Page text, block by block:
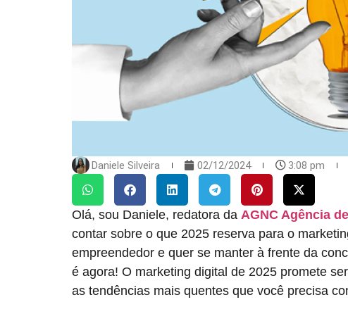
Daniele Silveira 02/12/2024 3:08 pm
Olá, sou Daniele, redatora da AGNC Agência
contar sobre o que 2025 reserva para o
empreendedor e quer se manter à frente da
é agora! O marketing digital de 2025 promete
as tendências mais quentes que você precisa